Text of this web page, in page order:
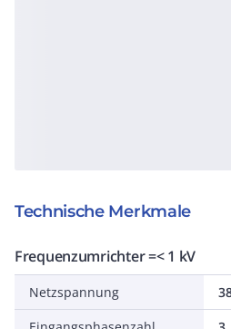
Technische Merkmale
Frequenzumrichter =< 1 kV
Netzspannung